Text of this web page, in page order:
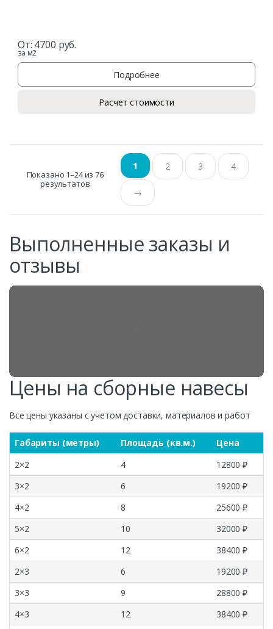
От: 4700 руб.
за м2
Подробнее
Расчет стоимости
Показано 1–24 из 76
результатов
1 2 3 4
→
Выполненные заказы и
отзывы
Цены на сборные навесы
Все цены указаны с учетом доставки, материалов и работ
Габариты (метры) Площадь (кв.м.)
Цена
2×2
4
12800 ₽
3×2
6
19200 ₽
4×2
8
25600 ₽
5×2
10
32000 ₽
6×2
12
38400 ₽
2×3
6
19200 ₽
3×3
9
28800 ₽
4×3
12
38400 ₽